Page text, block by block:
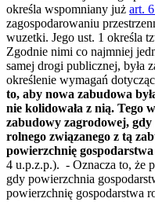
określa wspomniany już art.
zagospodarowaniu
wuzetki. Jego ust. 1 określa
Zgodnie nimi co najmniej
samej drogi publicznej, była
określenie wymagań
to, aby nowa zabudowa
nie kolidowała z nią. Tego
zabudowy zagrodowej,
rolnego związanego z tą
powierzchnię
4 u.p.z.p.). - Oznacza to, że
gdy powierzchnia
powierzchnię gospodarstwa